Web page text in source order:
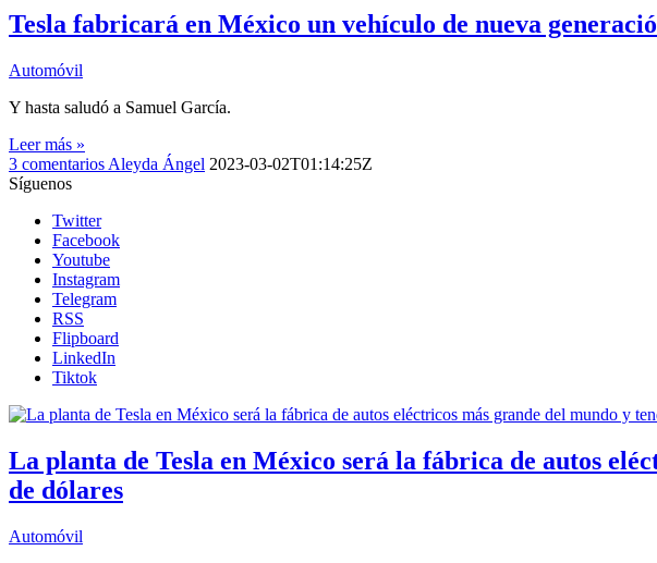
Tesla fabricará en México un vehículo de nueva
Automóvil
Y hasta saludó a Samuel García.
Leer más »
3 comentarios Aleyda Ángel 2023-03-02T01:14:25Z
Síguenos
Twitter
Facebook
Youtube
Instagram
Telegram
RSS
Flipboard
LinkedIn
Tiktok
La planta de Tesla en México será la fábrica de autos
de dólares
Automóvil